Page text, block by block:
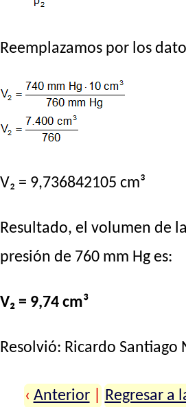
Reemplazamos por los
V₂ = 9,736842105 cm³
Resultado, el volumen de
presión de 760 mm Hg es:
V₂ = 9,74 cm³
Resolvió: Ricardo Santiago
‹ Anterior Regresar a